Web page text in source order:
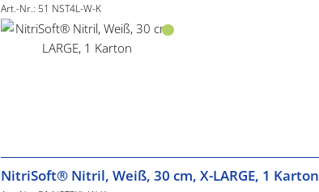
Art.-Nr.: 51 NST4L-W-K
NitriSoft® Nitril, Weiß, 30 cm, X-LARGE, 1 Karton